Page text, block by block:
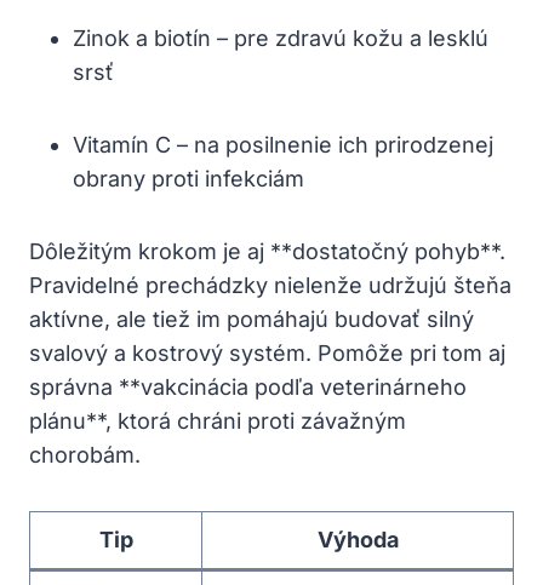
Zinok a biotín – pre zdravú kožu a lesklú
srsť
Vitamín C – na posilnenie ich prirodzenej
obrany proti infekciám
Dôležitým krokom je aj **dostatočný pohyb**.
Pravidelné prechádzky nielenže udržujú šteňa
aktívne, ale tiež im pomáhajú budovať silný
svalový a kostrový systém. Pomôže pri tom aj
správna **vakcinácia podľa veterinárneho
plánu**, ktorá chráni proti závažným
chorobám.
Tip Výhoda